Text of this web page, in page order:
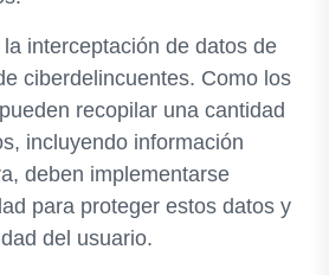
interceptación de datos de
ciberdelincuentes. Como los
recopilar una cantidad
incluyendo información
deben implementarse
para proteger estos datos y
del usuario.